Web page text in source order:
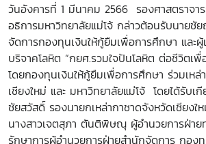
วันอังคารที่ 1 มีนาคม 2566 รองศาสตราจา
อธิการมหาวิทยาลัยแม่โจ้ กล่าวต้อนรับนาย
จัดการกองทุนเงินให้กู้ยืมเพื่อการศึกษา และผู้
บริจาคโลหิต “กยศ.รวมใจปันโลหิต ต่อชีวิตเ
โดยกองทุนเงินให้กู้ยืมเพื่อการศึกษา ร่วมเห
เชียงใหม่ และ มหาวิทยาลัยแม่โจ้ โดยได้รับ
ชัยสวัสดิ์ รองนายกเหล่ากาชาดจังหวัดเชียงใ
นางสาวเจตสุภา ตันติพิษณุ ผู้อำนวยการฝ่าย
รักษาการผู้อำนวยการฝ่ายสำนักจัดการ กอง